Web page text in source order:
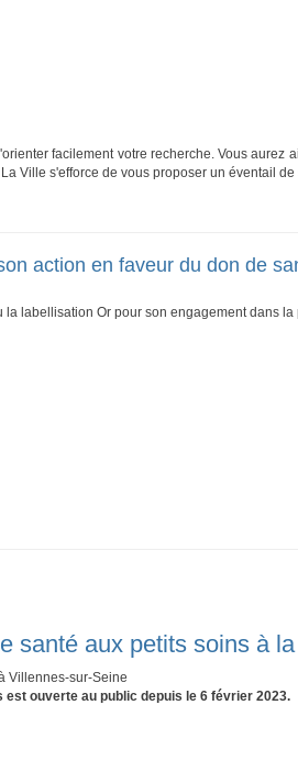
facilement votre recherche. Vous
Ville s'efforce de vous proposer un éventail
action en faveur du don de
la labellisation Or pour son engagement dans
santé aux petits soins à
Villennes-sur-Seine
est ouverte au public depuis le 6 février 2023.